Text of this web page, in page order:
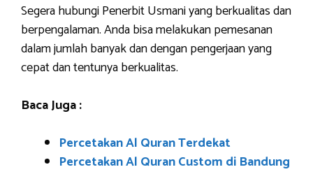
Segera hubungi Penerbit Usmani yang berkualitas dan
berpengalaman. Anda bisa melakukan pemesanan
dalam jumlah banyak dan dengan pengerjaan yang
cepat dan tentunya berkualitas.
Baca Juga :
Percetakan Al Quran Terdekat
Percetakan Al Quran Custom di Bandung